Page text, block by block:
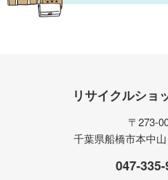
リサイクルショ
〒273-
千葉県船橋市本中
047-